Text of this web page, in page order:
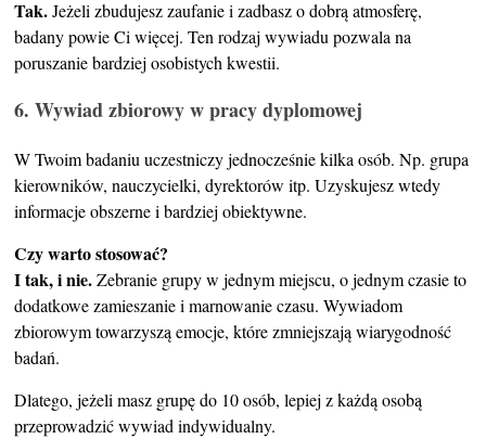
Tak.Jeżeli zbudujesz zaufanie i zadbasz o dobrą atmosferę,
badany powie Ci więcej. Ten rodzaj wywiadu pozwala na
poruszanie bardziej osobistych kwestii.
6. Wywiad zbiorowy w pracy dyplomowej
W Twoim badaniu uczestniczy jednocześnie kilka osób. Np. grupa
kierowników, nauczycielki, dyrektorów itp. Uzyskujesz wtedy
informacje obszerne i bardziej obiektywne.
Czy warto stosować?
I tak, i nie.Zebranie grupy w jednym miejscu, o jednym czasie to
dodatkowe zamieszanie i marnowanie czasu. Wywiadom
zbiorowym towarzyszą emocje, które zmniejszają wiarygodność
badań.
Dlatego, jeżeli masz grupę do 10 osób, lepiej z każdą osobą
przeprowadzić wywiad indywidualny.